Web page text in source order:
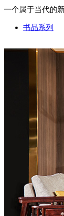
一个属于当代的
书品系列